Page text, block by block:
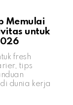
Memulai
untuk
fresh
tips
dunia kerja